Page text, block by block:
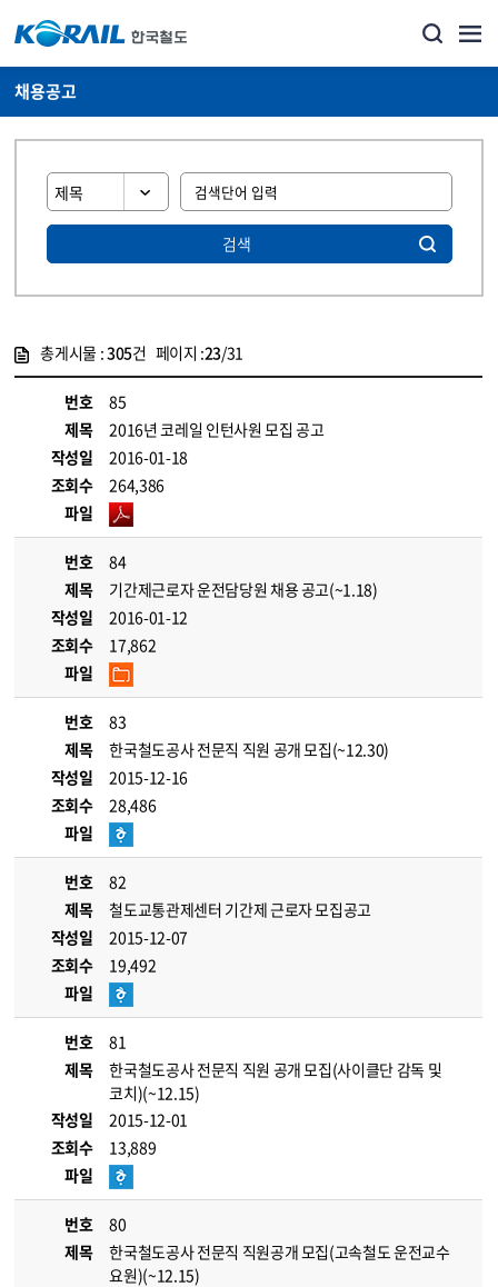
채용공고
검색
총게시물 :305건 페이지 :23/31
번호
85
제목
2016년 코레일 인턴사원 모집 공고
작성일
2016-01-18
조회수
264,386
파일
번호
84
제목
기간제근로자 운전담당원 채용 공고(~1.18)
작성일
2016-01-12
조회수
17,862
파일
번호
83
제목
한국철도공사 전문직 직원 공개 모집(~12.30)
작성일
2015-12-16
조회수
28,486
파일
번호
82
제목
철도교통관제센터 기간제 근로자 모집공고
작성일
2015-12-07
조회수
19,492
파일
번호
81
제목
한국철도공사 전문직 직원 공개 모집(사이클단 감독 및
코치)(~12.15)
작성일
2015-12-01
조회수
13,889
파일
번호
80
제목
한국철도공사 전문직 직원공개 모집(고속철도 운전교수
요원)(~12.15)